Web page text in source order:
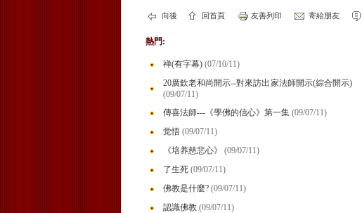
向後 回首頁 友善列印 寄給朋友
熱門:
禅(有字幕) (07/10/11)
20廣欽老和尚開示--對來訪出家法師開示(綜合開示)
(09/07/11)
傳喜法師---《學佛的信心》第一集 (09/07/11)
觉悟 (09/07/11)
《培养慈悲心》
(09/07/11)
了生死 (09/07/11)
佛教是什麼? (09/07/11)
認識佛教 (09/07/11)